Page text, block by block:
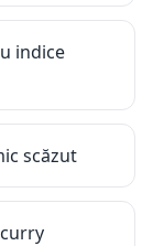
indice
scăzut